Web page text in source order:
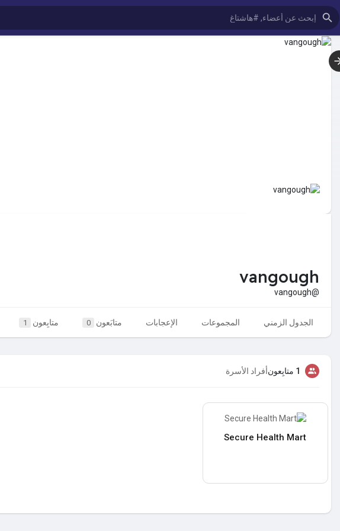
vangough
@vangough
الجدول الزمني المجموعات الإعجابات متابَعون 0 متابِعون 1
1 متابِعون أفراد الأسرة
Secure Health Mart